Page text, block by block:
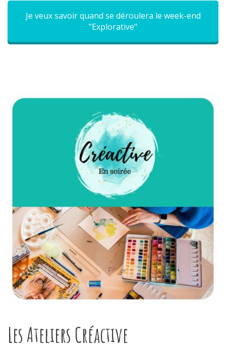
Je veux savoir quand se déroulera le week-end
"Explorative"
Les Ateliers Créactive